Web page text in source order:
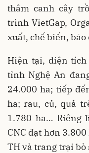
thâm canh cây
trình VietGap,
xuất, chế biến, bảo
Hiện tại, diện tích
tỉnh Nghệ An
24.000 ha; tiếp
ha; rau, củ, quả
1.780 ha… Riêng
CNC đạt hơn
TH và trang trại